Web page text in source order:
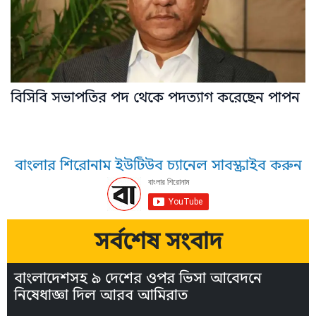
বিসিবি সভাপতির পদ থেকে পদত্যাগ করেছেন পাপন
বাংলার শিরোনাম ইউটিউব চ্যানেল সাবস্ক্রাইব করুন
সর্বশেষ সংবাদ
বাংলাদেশসহ ৯ দেশের ওপর ভিসা আবেদনে
নিষেধাজ্ঞা দিল আরব আমিরাত